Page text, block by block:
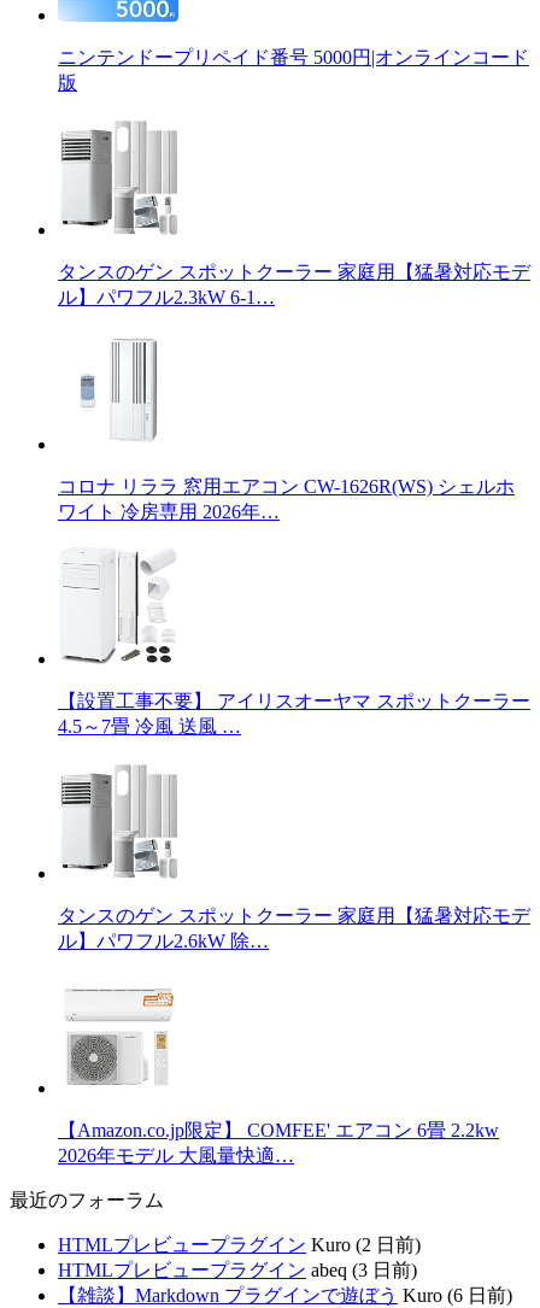
ニンテンドープリペイド番号 5000円|オンラインコード
版
タンスのゲン スポットクーラー 家庭用【猛暑対応モデ
ル】パワフル2.3kW 6-1…
コロナ リララ 窓用エアコン CW-1626R(WS) シェルホ
ワイト 冷房専用 2026年…
【設置工事不要】 アイリスオーヤマ スポットクーラー
4.5～7畳 冷風 送風 …
タンスのゲン スポットクーラー 家庭用【猛暑対応モデ
ル】パワフル2.6kW 除…
【Amazon.co.jp限定】 COMFEE' エアコン 6畳 2.2kw
2026年モデル 大風量快適…
最近のフォーラム
HTMLプレビュープラグイン Kuro (2 日前)
HTMLプレビュープラグイン abeq (3 日前)
【雑談】Markdown プラグインで遊ぼう Kuro (6 日前)